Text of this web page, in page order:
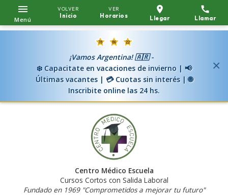
Menú
VOLVER
Inicio
VER
Horarios Llegar Llamar
¡Vamos Argentina! 🇦🇷 -
❄️ Capacitate en vacaciones de invierno | 📢
Últimas vacantes | 💳 Cuotas sin interés | 🌐
Inscribite online las 24 hs.
×
Centro Médico Escuela
Cursos Cortos con Salida Laboral
Fundado en 1969 "Comprometidos a mejorar tu futuro"